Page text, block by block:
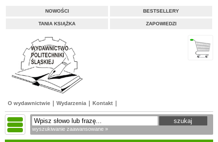
NOWOŚCI BESTSELLERY
TANIA KSIĄŻKA ZAPOWIEDZI
O wydawnictwie Wydarzenia Kontakt
wyszukiwanie zaawansowane »